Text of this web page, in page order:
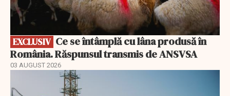
EXCLUSIV
România. Răspunsul transmis de ANSVSA
03 AUGUST 2026